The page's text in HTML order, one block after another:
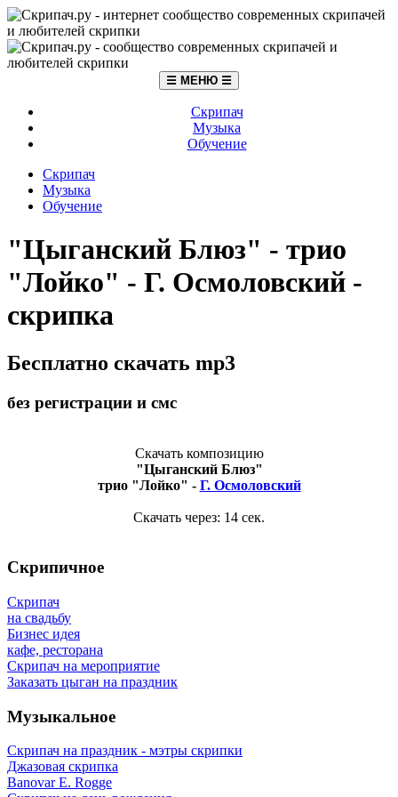
☰ МЕНЮ ☰
Скрипач
Музыка
Обучение
Скрипач
Музыка
Обучение
"Цыганский Блюз" - трио
"Лойко" - Г. Осмоловский -
скрипка
Бесплатно скачать mp3
без регистрации и смс
Скачать композицию
"Цыганский Блюз"
трио "Лойко" - Г. Осмоловский
Скачать через: 14 сек.
Скрипичное
Скрипач
на свадьбу
Бизнес идея
кафе, ресторана
Скрипач на мероприятие
Заказать цыган на праздник
Музыкальное
Скрипач на праздник - мэтры скрипки
Джазовая скрипка
Banovar E. Rogge